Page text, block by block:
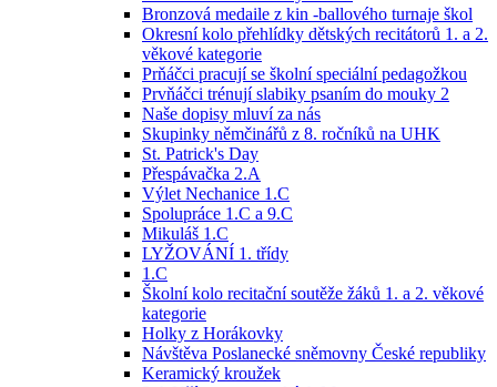
Bronzová medaile z kin -ballového turnaje škol
Okresní kolo přehlídky dětských recitátorů 1. a 2.
věkové kategorie
Prňáčci pracují se školní speciální pedagožkou
Prvňáčci trénují slabiky psaním do mouky 2
Naše dopisy mluví za nás
Skupinky němčinářů z 8. ročníků na UHK
St. Patrick's Day
Přespávačka 2.A
Výlet Nechanice 1.C
Spolupráce 1.C a 9.C
Mikuláš 1.C
LYŽOVÁNÍ 1. třídy
1.C
Školní kolo recitační soutěže žáků 1. a 2. věkové
kategorie
Holky z Horákovky
Návštěva Poslanecké sněmovny České republiky
Keramický kroužek